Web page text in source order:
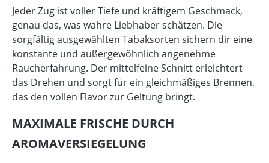
Jeder Zug ist voller Tiefe und kräftigem Geschmack,
genau das, was wahre Liebhaber schätzen. Die
sorgfältig ausgewählten Tabaksorten sichern dir eine
konstante und außergewöhnlich angenehme
Raucherfahrung. Der mittelfeine Schnitt erleichtert
das Drehen und sorgt für ein gleichmäßiges Brennen,
das den vollen Flavor zur Geltung bringt.
MAXIMALE FRISCHE DURCH
AROMAVERSIEGELUNG